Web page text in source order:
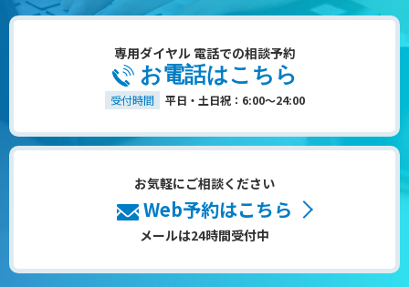
専用ダイヤル 電話での相談予約
お電話はこちら
受付時間 平日・土日祝：6:00～24:00
お気軽にご相談ください
Web予約はこちら
メールは24時間受付中